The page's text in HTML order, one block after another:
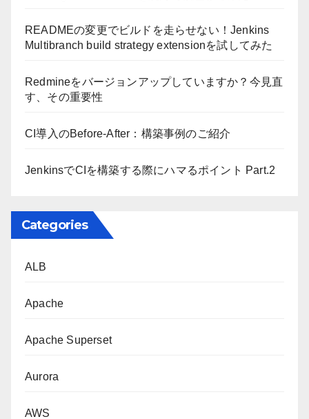
READMEの変更でビルドを走らせない！Jenkins
Multibranch build strategy extensionを試してみた
Redmineをバージョンアップしていますか？今見直
す、その重要性
CI導入のBefore-After：構築事例のご紹介
JenkinsでCIを構築する際にハマるポイント Part.2
Categories
ALB
Apache
Apache Superset
Aurora
AWS